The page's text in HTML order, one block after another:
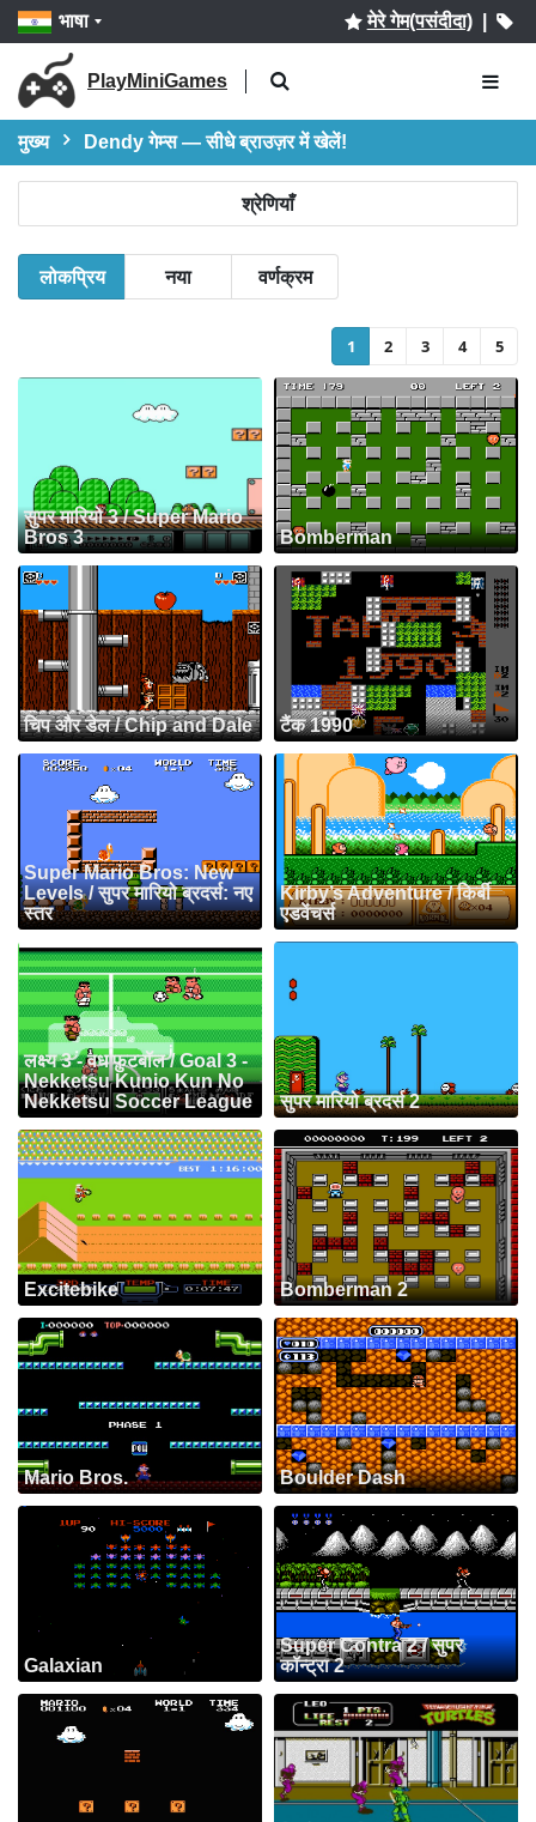
भाषा मेरे गेम(पसंदीदा)|
PlayMiniGames
मुख्य Dendy गेम्स — सीधे ब्राउज़र में खेलें!
श्रेणियाँ
लोकप्रिय नया वर्णक्रम
1 2 3 4 5
सुपर मारियो 3 / Super Mario
Bros 3
Bomberman
चिप और डेल / Chip and Dale टैंक 1990
Super Mario Bros: New
Levels / सुपर मारियो ब्रदर्स: नए
स्तर
Kirby’s Adventure / किर्बी
एडवेंचर्स
लक्ष्य 3 - वध फ़ुटबॉल / Goal 3 -
Nekketsu Kunio Kun No
Nekketsu Soccer League
सुपर मारियो ब्रदर्स 2
Excitebike Bomberman 2
Mario Bros. Boulder Dash
Galaxian
Super Contra 2 / सुपर
कॉन्ट्रा 2